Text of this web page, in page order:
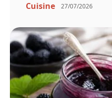
Cuisine 27/07/2026